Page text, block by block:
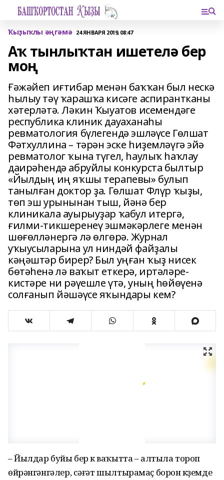
Ҡыҙыҡлы әңгәмә 24 ЯНВАРЯ 2019, 08:47
Аҡ тынлыҡтан ишетелә бер
моң
Ғәжәйеп иғтибар менән баҡҡан был нескә
һылыу тәү ҡарашҡа кисәге аспирантканы
хәтерләтә. Ләкин Ҡыуатов исемендәге
республика клиник дауаханаһы
ревматология бүлегендә эшләүсе Гөлшат
Фәтхуллина – тәрән эске һиҙемләүгә эйә
ревматолог ҡына түгел, һаулыҡ һаҡлау
даирәһендә абруйлы конкурста былтыр
«Йылдың иң яҡшы терапевы» булып
танылған доктор ҙа. Гөлшат Флүр ҡыҙы,
төп эш урынынан тыш, йәнә бер
клиникала ауырыуҙар ҡабул итергә,
ғилми-тикшеренеү эшмәкәрлеге менән
шөғөлләнергә лә өлгөрә. Журнал
уҡыусыларына ул ниндәй файҙалы
кәңәштәр бирер? Был уңған ҡыҙ нисек
бөтәһенә лә ваҡыт еткерә, иртәләре-
кистәре ни рәүешле үтә, уның һөйөүенә
солғанып йәшәүсе яҡындары кем?
– Йылдар буйы бер үк ваҡытта – алтыла тороп
өйрәнгәнгәлер, сәғәт шылтырамаҫ борон күҙемде